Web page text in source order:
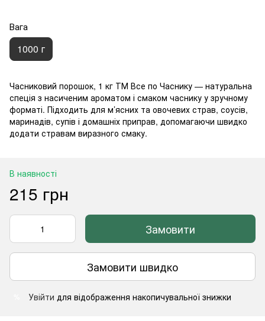
Вага
1000 г
Часниковий порошок, 1 кг ТМ Все по Часнику — натуральна
спеція з насиченим ароматом і смаком часнику у зручному
форматі. Підходить для м’ясних та овочевих страв, соусів,
маринадів, супів і домашніх приправ, допомагаючи швидко
додати стравам виразного смаку.
В наявності
215 грн
Замовити
Замовити швидко
Увійти для відображення накопичувальної знижки